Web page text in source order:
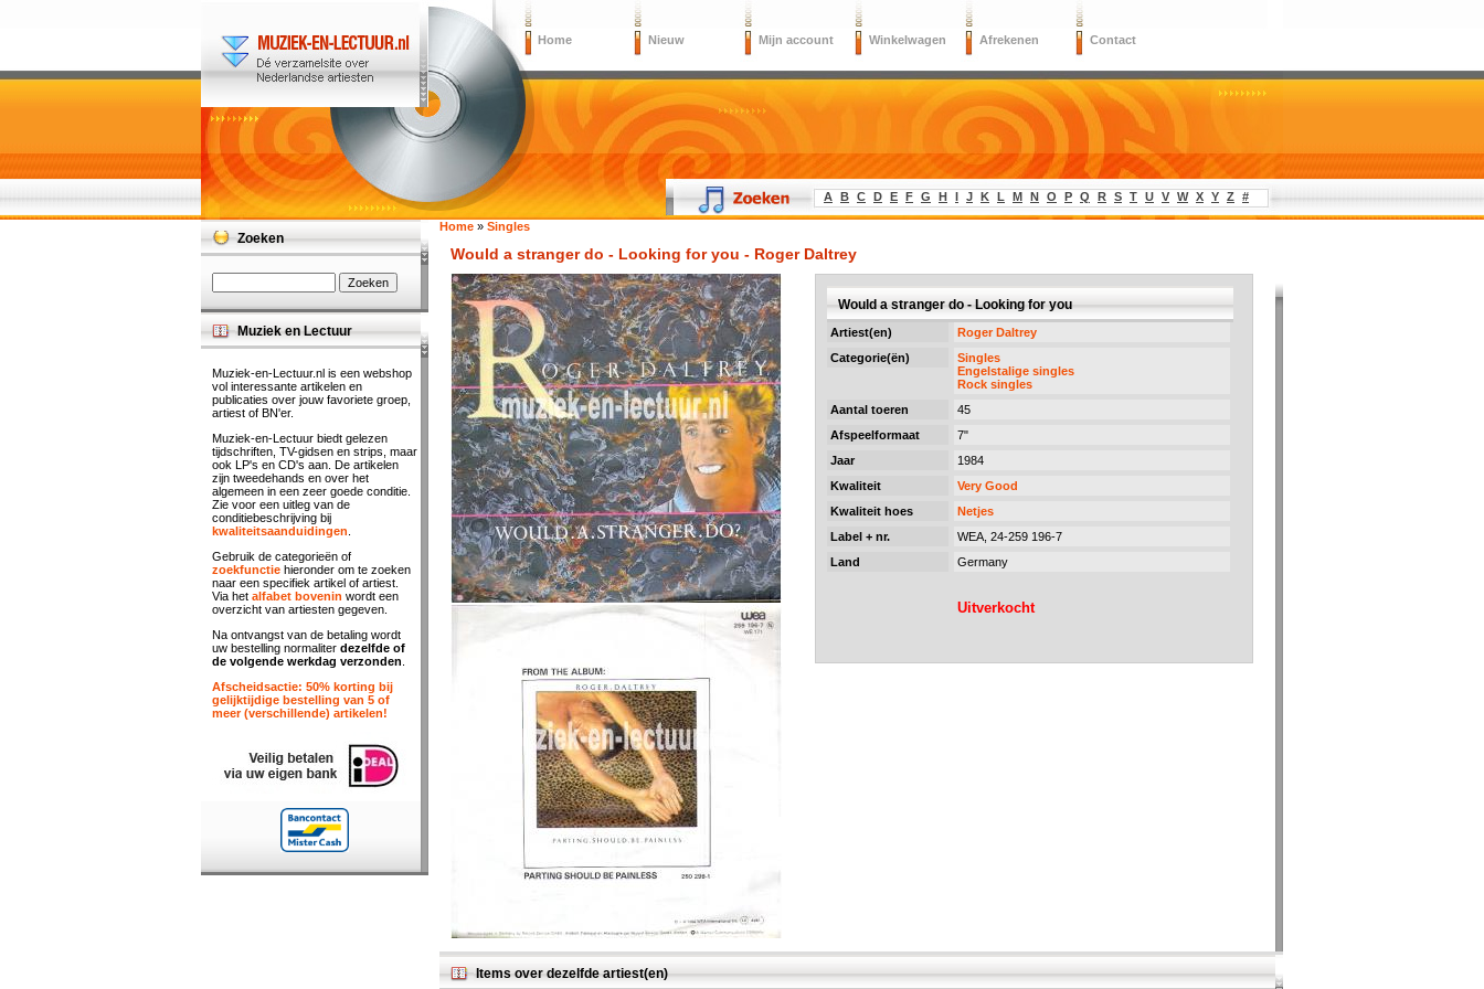
Home Nieuw Mijn account Winkelwagen Afrekenen Contact
A B C D E F G H I J K L M N O P Q R S T U V W X Y Z #
Home » Singles
Would a stranger do - Looking for you - Roger Daltrey
Would a stranger do - Looking for you
Artiest(en)
Roger Daltrey
Categorie(ën)
Singles
Engelstalige singles
Rock singles
Aantal toeren
45
Afspeelformaat
7"
Jaar
1984
Kwaliteit
Very Good
Kwaliteit hoes
Netjes
Label + nr.
WEA, 24-259 196-7
Land
Germany
Uitverkocht
Items over dezelfde artiest(en)
Zoeken
Muziek en Lectuur
Muziek-en-Lectuur.nl is een webshop
vol interessante artikelen en
publicaties over jouw favoriete groep,
artiest of BN'er.
Muziek-en-Lectuur biedt gelezen
tijdschriften, TV-gidsen en strips, maar
ook LP's en CD's aan. De artikelen
zijn tweedehands en over het
algemeen in een zeer goede conditie.
Zie voor een uitleg van de
conditiebeschrijving bij
kwaliteitsaanduidingen
Gebruik de categorieën of
zoekfunctie hieronder om te zoeken
naar een specifiek artikel of artiest.
Via het alfabet bovenin wordt een
overzicht van artiesten gegeven.
Na ontvangst van de betaling wordt
uw bestelling normaliter dezelfde of
de volgende werkdag verzonden
Afscheidsactie: 50% korting bij
gelijktijdige bestelling van 5 of
meer (verschillende) artikelen!